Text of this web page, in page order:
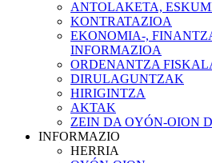
ANTOLAKETA,
KONTRATAZIOA
EKONOMIA-,
INFORMAZIOA
ORDENANTZA
DIRULAGUNTZAK
HIRIGINTZA
AKTAK
ZEIN DA OYÓN-OION
INFORMAZIO
HERRIA